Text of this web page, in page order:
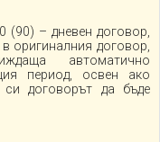
– дневен договор,
оригиналния договор,
автоматично
период, освен ако
договорът да бъде